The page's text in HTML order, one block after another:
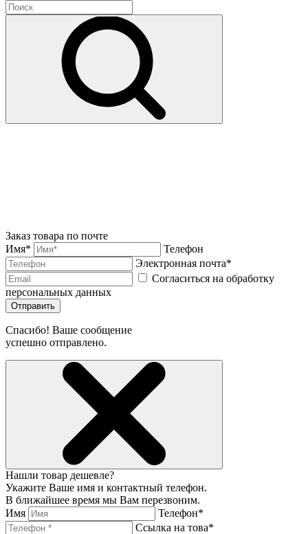
Заказ товара по почте
Имя*
Телефон
Электронная почта*
Согласиться на обработку
персональных данных
Отправить
Спасибо! Ваше сообщение
успешно отправлено.
Нашли товар дешевле?
Укажите Ваше имя и контактный телефон.
В ближайшее время мы Вам перезвоним.
Имя
Телефон*
Ссылка на това*